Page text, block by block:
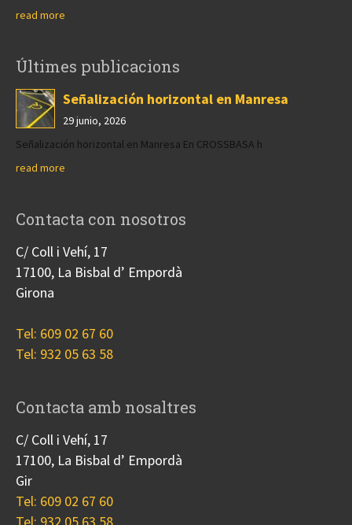
read more
Últimes publicacions
Señalización horizontal en Manresa
29 junio, 2026
Señalización horizontal en Manresa En CROSSBASA h
read more
Contacta con nosotros
C/ Coll i Vehí, 17
17100, La Bisbal d’ Empordà
Girona
Tel: 609 02 67 60
Tel: 932 05 63 58
Contacta amb nosaltres
C/ Coll i Vehí, 17
17100, La Bisbal d’ Empordà
Gir
Tel: 609 02 67 60